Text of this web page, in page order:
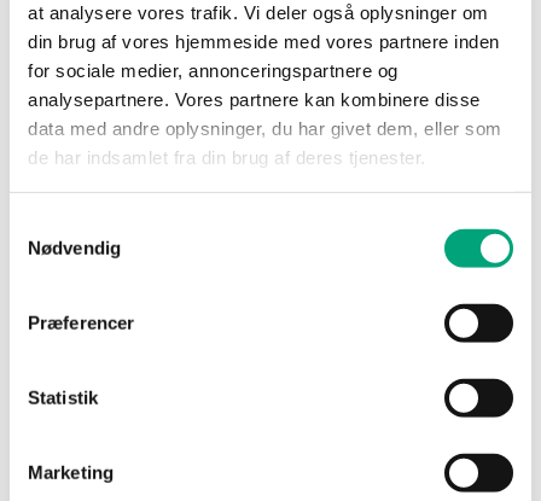
at analysere vores trafik. Vi deler også oplysninger om
din brug af vores hjemmeside med vores partnere inden
for sociale medier, annonceringspartnere og
analysepartnere. Vores partnere kan kombinere disse
data med andre oplysninger, du har givet dem, eller som
de har indsamlet fra din brug af deres tjenester.
Nødvendig
Præferencer
Statistik
Marketing
Ambient humidity (non-
condensing)
5…95 % RH
Ambient temperature 5…40 °C
Mounting Wall
Dimensions, external
115x95x25 mm
Polycarbonate,